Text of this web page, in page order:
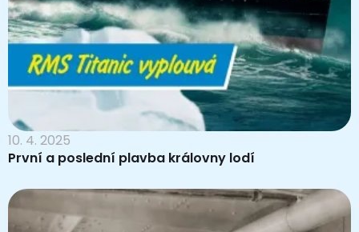
10. 4. 2025
První a poslední plavba královny lodí